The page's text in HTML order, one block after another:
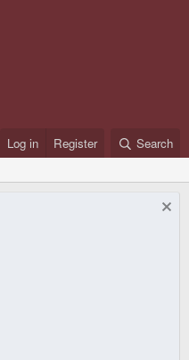
Log in Register Search